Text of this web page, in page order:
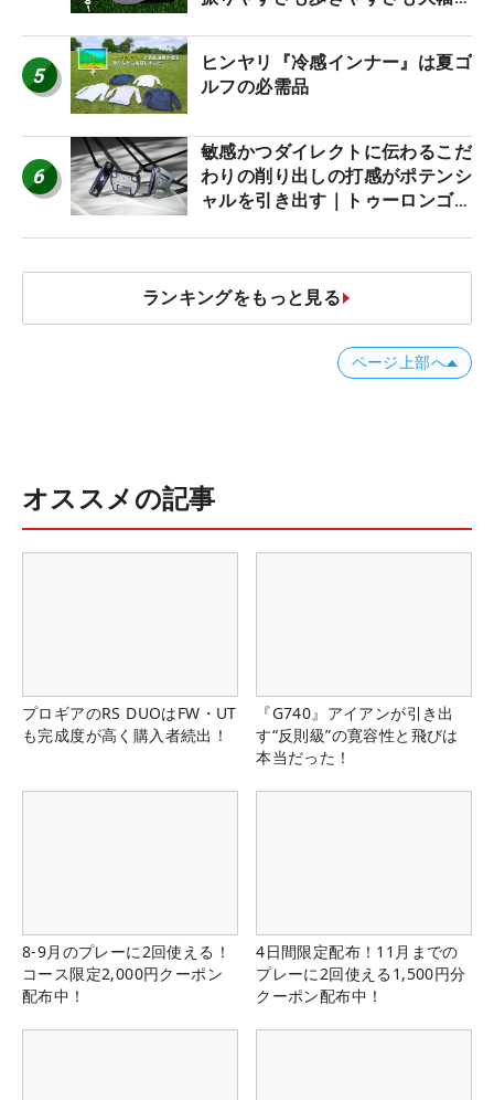
5
ヒンヤリ『冷感インナー』は夏ゴ
ルフの必需品
6
敏感かつダイレクトに伝わるこだ
わりの削り出しの打感がポテンシ
ャルを引き出す｜トゥーロンゴル
ランキングをもっと見る
ページ上部へ
オススメの記事
プロギアのRS DUOはFW・UT
も完成度が高く購入者続出！
『G740』アイアンが引き出
す“反則級”の寛容性と飛びは
本当だった！
8-9月のプレーに2回使える！
コース限定2,000円クーポン
配布中！
4日間限定配布！11月までの
プレーに2回使える1,500円分
クーポン配布中！